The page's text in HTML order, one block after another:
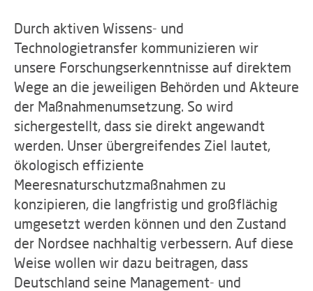
Durch aktiven Wissens- und
Technologietransfer kommunizieren wir
unsere Forschungserkenntnisse auf direktem
Wege an die jeweiligen Behörden und Akteure
der Maßnahmenumsetzung. So wird
sichergestellt, dass sie direkt angewandt
werden. Unser übergreifendes Ziel lautet,
ökologisch effiziente
Meeresnaturschutzmaßnahmen zu
konzipieren, die langfristig und großflächig
umgesetzt werden können und den Zustand
der Nordsee nachhaltig verbessern. Auf diese
Weise wollen wir dazu beitragen, dass
Deutschland seine Management- und